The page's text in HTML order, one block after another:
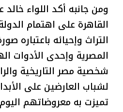
ومن جانبه أكد اللواء
القاهرة على اهتمام
التراث وإحيائه باعتباره
المصرية وإحدی الأدوات
شخصية مصر التاريخية
لشباب العارضين على
تميزت به معروضاتهم